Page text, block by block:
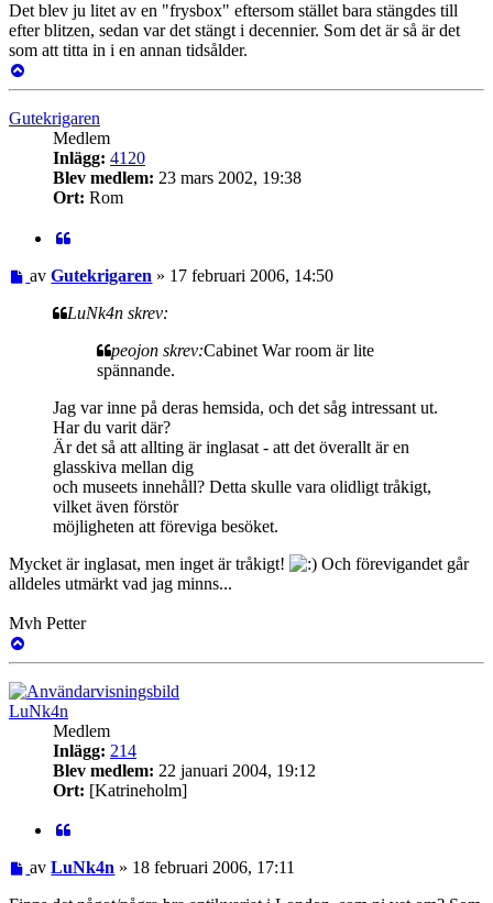
Det blev ju litet av en "frysbox" eftersom stället bara stängdes till
efter blitzen, sedan var det stängt i decennier. Som det är så är det
som att titta in i en annan tidsålder.
Gutekrigaren
Medlem
Inlägg: 4120
Blev medlem: 23 mars 2002, 19:38
Ort: Rom
Inlägg
avGutekrigaren » 17 februari 2006, 14:50
LuNk4n skrev:
peojon skrev:Cabinet War room är lite
spännande.
Jag var inne på deras hemsida, och det såg intressant ut.
Har du varit där?
Är det så att allting är inglasat - att det överallt är en
glasskiva mellan dig
och museets innehåll? Detta skulle vara olidligt tråkigt,
vilket även förstör
möjligheten att föreviga besöket.
Mycket är inglasat, men inget är tråkigt!
Och förevigandet går
alldeles utmärkt vad jag minns...
Mvh Petter
LuNk4n
Medlem
Inlägg: 214
Blev medlem: 22 januari 2004, 19:12
Ort: [Katrineholm]
Inlägg
avLuNk4n » 18 februari 2006, 17:11